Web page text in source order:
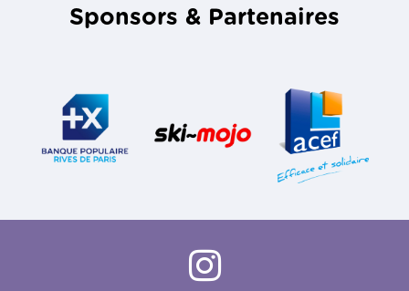
Sponsors & Partenaires